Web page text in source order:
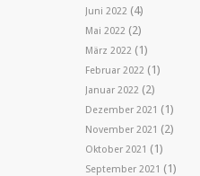
Juni 2022 (4)
Mai 2022 (2)
März 2022 (1)
Februar 2022 (1)
Januar 2022 (2)
Dezember 2021 (1)
November 2021 (2)
Oktober 2021 (1)
September 2021 (1)